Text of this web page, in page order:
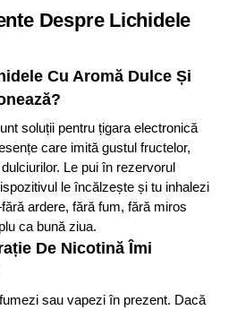
Despre Lichidele
Cu Aromă Dulce Și
soluții pentru țigara electronică
care imită gustul fructelor,
Le pui în rezervorul
le încălzește și tu inhalezi
ardere, fără fum, fără miros
ca bună ziua.
De Nicotină Îmi
sau vapezi în prezent. Dacă